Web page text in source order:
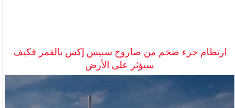
ارتطام جزء ضخم من صاروخ سبيس إكس بالقمر فكيف
سيؤثر على الأرض